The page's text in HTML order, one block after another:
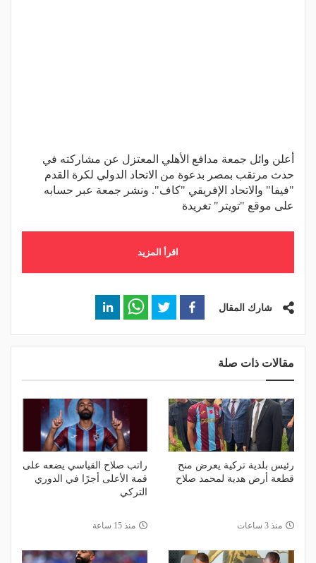
أعلن وائل جمعة مدافع الأهلي المعتزل عن مشاركته في
حدث مرتقب بمصر بدعوة من الاتحاد الدولي لكرة القدم
"فيفا" والاتحاد الإفريقي "كاف". ونشر جمعة عبر حسابه
على موقع "تويتر" تغريدة
اقرأ المزيد
شارك المقال
مقالات ذات صلة
رئيس بلدية تركية يعرض منح
قطعة أرض هدية لمحمد صلاح
منذ 3 ساعات
راتب صلاح القياسي يضعه على
قمة الأعلى أجرًا في الدوري
التركي
منذ 15 ساعة